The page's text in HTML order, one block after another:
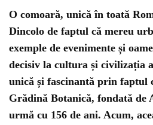
O comoară, unică în toată
Dincolo de faptul că mereu
exemple de evenimente și
decisiv la cultura și civilizația
unică și fascinantă prin faptul
Grădină Botanică, fondată de
urmă cu 156 de ani. Acum,